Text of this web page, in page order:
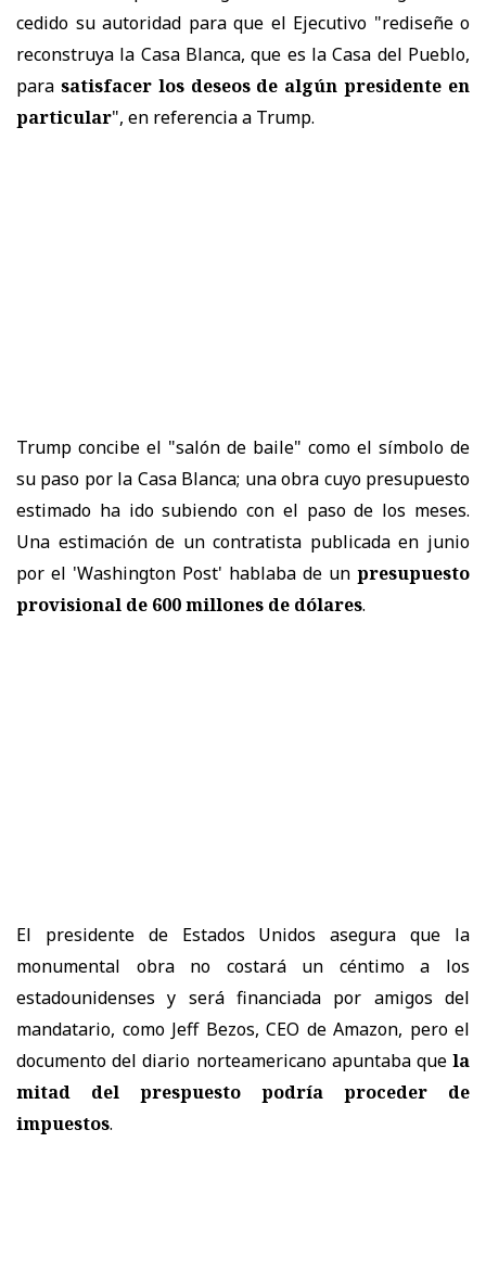
cedido su autoridad para que el Ejecutivo "rediseñe o
reconstruya la Casa Blanca, que es la Casa del Pueblo,
para satisfacer los deseos de algún presidente en
particular", en referencia a Trump.
Trump concibe el "salón de baile" como el símbolo de
su paso por la Casa Blanca; una obra cuyo presupuesto
estimado ha ido subiendo con el paso de los meses.
Una estimación de un contratista publicada en junio
por el 'Washington Post' hablaba de un presupuesto
provisional de 600 millones de dólares.
El presidente de Estados Unidos asegura que la
monumental obra no costará un céntimo a los
estadounidenses y será financiada por amigos del
mandatario, como Jeff Bezos, CEO de Amazon, pero el
documento del diario norteamericano apuntaba que la
mitad del prespuesto podría proceder de
impuestos.